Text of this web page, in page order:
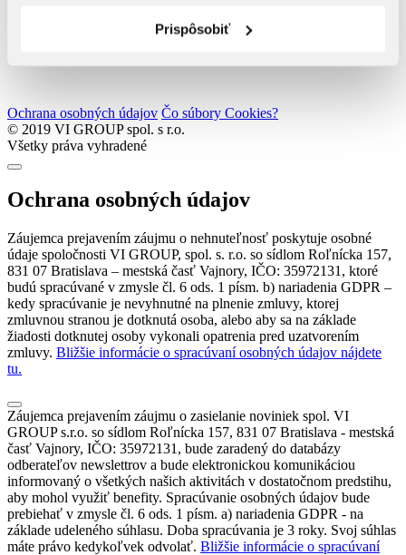
Prispôsobiť
Ochrana osobných údajov Čo súbory Cookies?
© 2019 VI GROUP spol. s r.o.
Všetky práva vyhradené
Ochrana osobných údajov
Záujemca prejavením záujmu o nehnuteľnosť poskytuje osobné
údaje spoločnosti VI GROUP, spol. s. r.o. so sídlom Roľnícka 157,
831 07 Bratislava – mestská časť Vajnory, IČO: 35972131, ktoré
budú spracúvané v zmysle čl. 6 ods. 1 písm. b) nariadenia GDPR –
kedy spracúvanie je nevyhnutné na plnenie zmluvy, ktorej
zmluvnou stranou je dotknutá osoba, alebo aby sa na základe
žiadosti dotknutej osoby vykonali opatrenia pred uzatvorením
zmluvy. Bližšie informácie o spracúvaní osobných údajov nájdete
tu.
Záujemca prejavením záujmu o zasielanie noviniek spol. VI
GROUP s.r.o. so sídlom Roľnícka 157, 831 07 Bratislava - mestská
časť Vajnory, IČO: 35972131, bude zaradený do databázy
odberateľov newslettrov a bude elektronickou komunikáciou
informovaný o všetkých našich aktivitách v dostatočnom predstihu,
aby mohol využiť benefity. Spracúvanie osobných údajov bude
prebiehať v zmysle čl. 6 ods. 1 písm. a) nariadenia GDPR - na
základe udeleného súhlasu. Doba spracúvania je 3 roky. Svoj súhlas
máte právo kedykoľvek odvolať. Bližšie informácie o spracúvaní